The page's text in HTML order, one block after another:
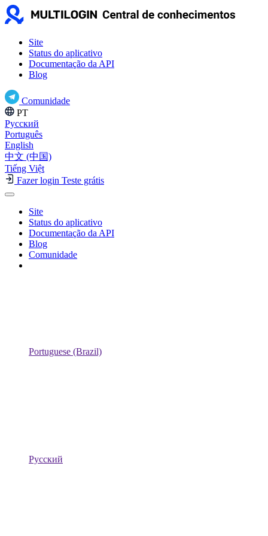
Site
Status do aplicativo
Documentação da API
Blog
Comunidade
PT
Русский
Português
English
中文 (中国)
Tiếng Việt
Fazer login Teste grátis
Site
Status do aplicativo
Documentação da API
Blog
Comunidade
Portuguese (Brazil)
Русский